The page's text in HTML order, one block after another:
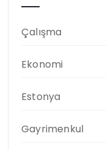
Çalışma
Ekonomi
Estonya
Gayrimenkul